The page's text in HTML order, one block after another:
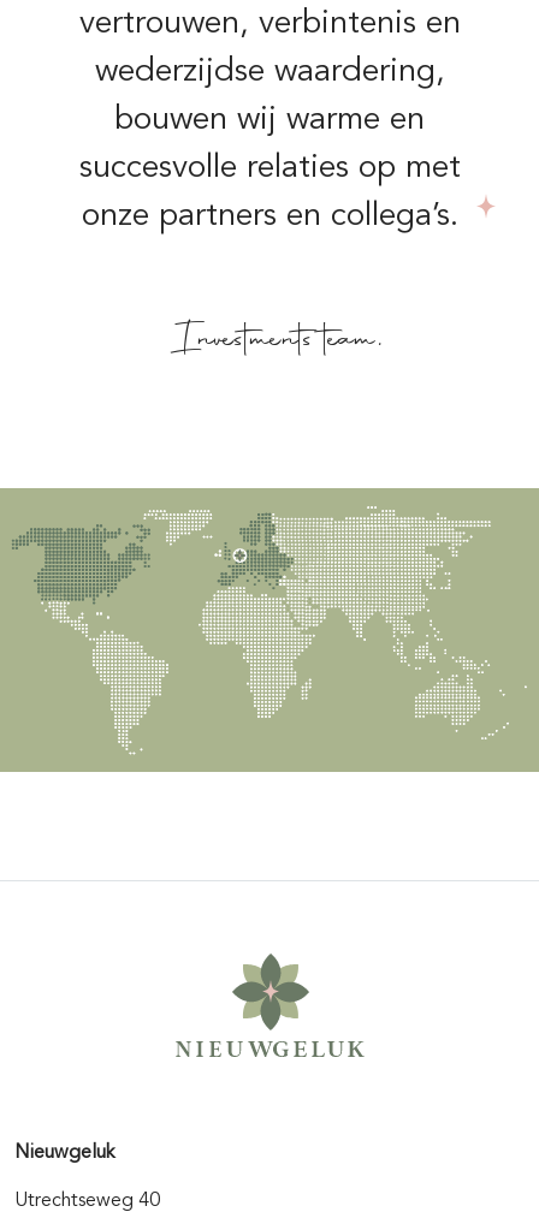
vertrouwen, verbintenis en
wederzijdse waardering,
bouwen wij warme en
succesvolle relaties op met
onze partners en collega’s.
Investments team,
Nieuwgeluk
Utrechtseweg 40